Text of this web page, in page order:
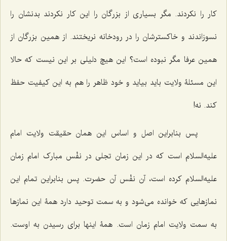
کار را نکردند. مگر بسیاری از بزرگان را این کار نکردند بدنشان را
نسوزاندند و خاکسترشان را در رودخانه نریختند. از همین بزرگان از
همین عرفا مگر نبوده است؟ این هیچ دلیلی بر این نیست که حالا
این مسئلۀ ولایت باید بیاید و خود ظاهر را هم به این کیفیت حفظ
کند. نه!
پس بنابراین اصل و اساس این همان حقیقت ولایت امام
علیه‌السلام است که در این زمان تجلی در نفْس مبارک امام زمان
علیه‌السلام کرده است، آن نفْس آن حضرت. پس بنابراین تمام این
نمازهایی که خوانده می‌شود و به سمت توحید دارد همۀ این نمازها
به سمت ولایت امام زمان است. همۀ اینها برای رسیدن به اوست.